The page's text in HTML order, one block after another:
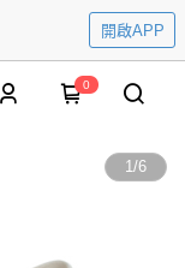
開啟APP
0
1/6